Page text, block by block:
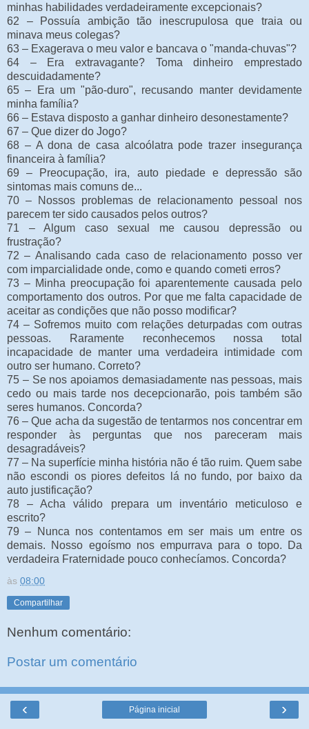
minhas habilidades verdadeiramente excepcionais?
62 – Possuía ambição tão inescrupulosa que traia ou
minava meus colegas?
63 – Exagerava o meu valor e bancava o "manda-chuvas"?
64 – Era extravagante? Toma dinheiro emprestado
descuidadamente?
65 – Era um "pão-duro", recusando manter devidamente
minha família?
66 – Estava disposto a ganhar dinheiro desonestamente?
67 – Que dizer do Jogo?
68 – A dona de casa alcoólatra pode trazer insegurança
financeira à família?
69 – Preocupação, ira, auto piedade e depressão são
sintomas mais comuns de...
70 – Nossos problemas de relacionamento pessoal nos
parecem ter sido causados pelos outros?
71 – Algum caso sexual me causou depressão ou
frustração?
72 – Analisando cada caso de relacionamento posso ver
com imparcialidade onde, como e quando cometi erros?
73 – Minha preocupação foi aparentemente causada pelo
comportamento dos outros. Por que me falta capacidade de
aceitar as condições que não posso modificar?
74 – Sofremos muito com relações deturpadas com outras
pessoas. Raramente reconhecemos nossa total
incapacidade de manter uma verdadeira intimidade com
outro ser humano. Correto?
75 – Se nos apoiamos demasiadamente nas pessoas, mais
cedo ou mais tarde nos decepcionarão, pois também são
seres humanos. Concorda?
76 – Que acha da sugestão de tentarmos nos concentrar em
responder às perguntas que nos pareceram mais
desagradáveis?
77 – Na superfície minha história não é tão ruim. Quem sabe
não escondi os piores defeitos lá no fundo, por baixo da
auto justificação?
78 – Acha válido prepara um inventário meticuloso e
escrito?
79 – Nunca nos contentamos em ser mais um entre os
demais. Nosso egoísmo nos empurrava para o topo. Da
verdadeira Fraternidade pouco conhecíamos. Concorda?
às 08:00
Compartilhar
Nenhum comentário:
Postar um comentário
‹ ›
Página inicial